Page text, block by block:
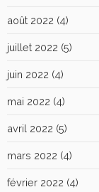
août 2022 (4)
juillet 2022 (5)
juin 2022 (4)
mai 2022 (4)
avril 2022 (5)
mars 2022 (4)
février 2022 (4)